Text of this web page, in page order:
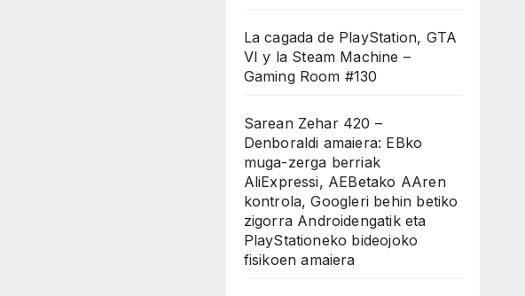
La cagada de PlayStation, GTA
VI y la Steam Machine –
Gaming Room #130
Sarean Zehar 420 –
Denboraldi amaiera: EBko
muga-zerga berriak
AliExpressi, AEBetako AAren
kontrola, Googleri behin betiko
zigorra Androidengatik eta
PlayStationeko bideojoko
fisikoen amaiera